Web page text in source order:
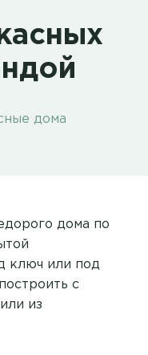
дома
дома по
ключ или под
с
из